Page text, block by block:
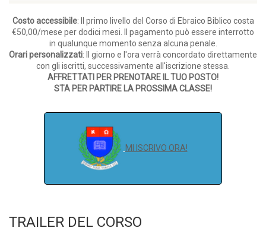
Costo accessibile: Il primo livello del Corso di Ebraico Biblico costa
€50,00/mese per dodici mesi. Il pagamento può essere interrotto
in qualunque momento senza alcuna penale.
Orari personalizzati: Il giorno e l'ora verrà concordato direttamente
con gli iscritti, successivamente all'iscrizione stessa.
AFFRETTATI PER PRENOTARE IL TUO POSTO!
STA PER PARTIRE LA PROSSIMA CLASSE!
MI ISCRIVO ORA!
TRAILER DEL CORSO